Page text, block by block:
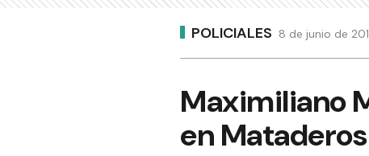
POLICIALES 8 de junio de
Maximiliano
en Mataderos